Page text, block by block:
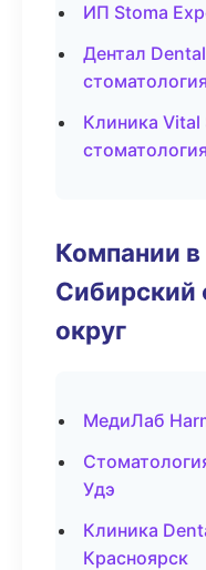
ИП Stoma
Дентал
стоматология
Клиника
стоматология
Компании в
Сибирский
округ
МедиЛаб
Удэ
Клиника
Красноярск